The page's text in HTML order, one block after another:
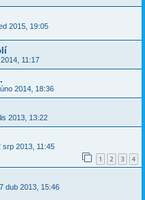
2015, 19:05
11:17
2014, 18:36
2013, 13:22
srp 2013, 11:45
1 2 3 4
dub 2013, 15:46